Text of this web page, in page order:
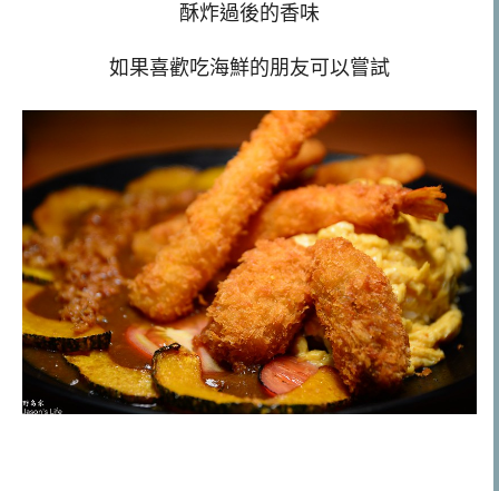
酥炸過後的香味
如果喜歡吃海鮮的朋友可以嘗試